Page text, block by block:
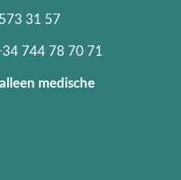
31 57
744 78 70 71
medische